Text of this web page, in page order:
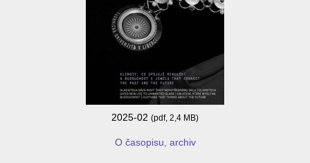
2025-02 (pdf, 2,4 MB)
O časopisu, archiv